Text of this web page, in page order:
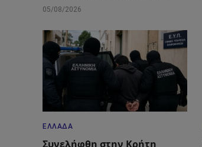
05/08/2026
ΕΛΛΆΔΑ
Συνελήφθη στην Κρήτη